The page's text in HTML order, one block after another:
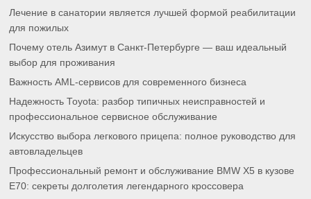
Лечение в санатории является лучшей формой реабилитации
для пожилых
Почему отель Азимут в Санкт-Петербурге — ваш идеальный
выбор для проживания
Важность AML-сервисов для современного бизнеса
Надежность Toyota: разбор типичных неисправностей и
профессиональное сервисное обслуживание
Искусство выбора легкового прицепа: полное руководство для
автовладельцев
Профессиональный ремонт и обслуживание BMW X5 в кузове
E70: секреты долголетия легендарного кроссовера